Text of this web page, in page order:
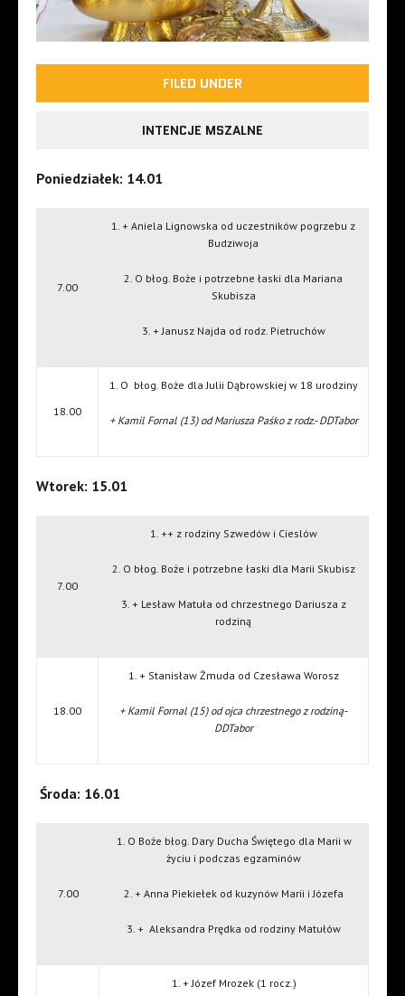
FILED UNDER
INTENCJE MSZALNE
Poniedziałek: 14.01
7.00
1. + Aniela Lignowska od uczestników pogrzebu z
Budziwoja
2. O błog. Boże i potrzebne łaski dla Mariana
Skubisza
3. + Janusz Najda od rodz. Pietruchów
18.00
1. O błog. Boże dla Julii Dąbrowskiej w 18 urodziny
+ Kamil Fornal (13) od Mariusza Paśko z rodz.- DDTabor
Wtorek: 15.01
7.00
1. ++ z rodziny Szwedów i Cieslów
2. O błog. Boże i potrzebne łaski dla Marii Skubisz
3. + Lesław Matuła od chrzestnego Dariusza z
rodziną
18.00
1. + Stanisław Żmuda od Czesława Worosz
+ Kamil Fornal (15) od ojca chrzestnego z rodziną-
DDTabor
Środa: 16.01
7.00
1. O Boże błog. Dary Ducha Świętego dla Marii w
życiu i podczas egzaminów
2. + Anna Piekiełek od kuzynów Marii i Józefa
3. + Aleksandra Prędka od rodziny Matułów
1. + Józef Mrozek (1 rocz.)